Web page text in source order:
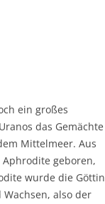
ein großes
das Gemächte
Mittelmeer. Aus
geboren,
wurde die Göttin
also der